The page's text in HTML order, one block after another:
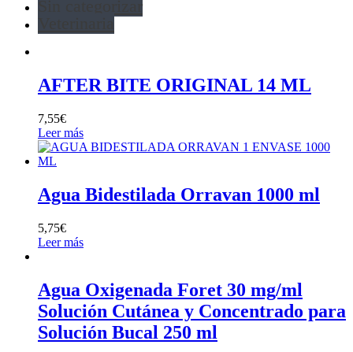
AFTER BITE ORIGINAL 14 ML
7,55€
Leer más
Agua Bidestilada Orravan 1000 ml
5,75€
Leer más
Agua Oxigenada Foret 30 mg/ml
Solución Cutánea y Concentrado para
Solución Bucal 250 ml